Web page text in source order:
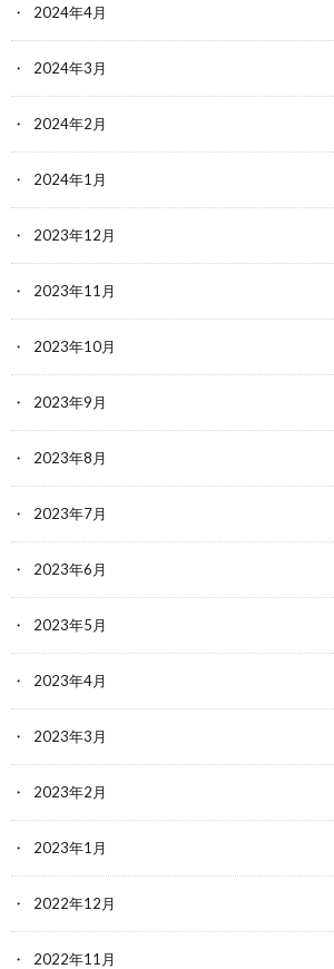
2024年4月
2024年3月
2024年2月
2024年1月
2023年12月
2023年11月
2023年10月
2023年9月
2023年8月
2023年7月
2023年6月
2023年5月
2023年4月
2023年3月
2023年2月
2023年1月
2022年12月
2022年11月